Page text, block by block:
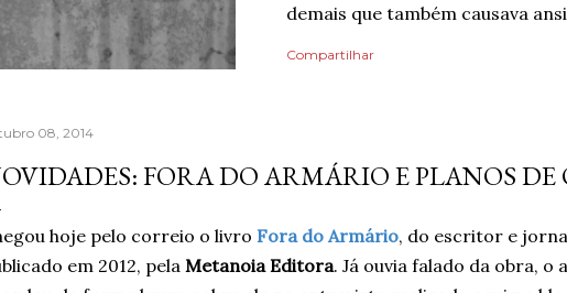
demais que também causava
mentindo se dissesse que
aprendera que o cigarro não era
contrário, que criava mais
Um ano sem fumar cigarro. Um
escritor, formado em jornalismo
Compartilhar
08, 2014
FORA DO ARMÁRIO E PLANOS DE
hoje pelo correio o livro Fora do Armário, do escritor e
em 2012, pela Metanoia Editora. Já ouvia falado da obra, o